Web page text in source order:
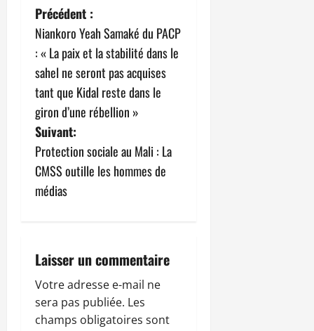
N
a
v
i
g
a
t
o
n
d
Précédent :
Niankoro Yeah Samaké du PACP
: « La paix et la stabilité dans le
sahel ne seront pas acquises
tant que Kidal reste dans le
giron d’une rébellion »
Suivant:
Protection sociale au Mali : La
CMSS outille les hommes de
médias
Laisser un commentaire
Votre adresse e-mail ne
sera pas publiée. Les
champs obligatoires sont